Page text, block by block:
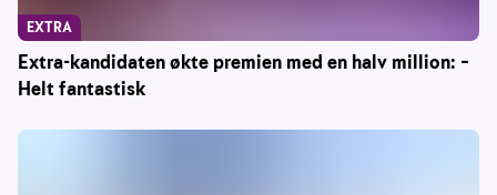
Extra-kandidaten økte premien med en halv million: –
Helt fantastisk
EXTRA